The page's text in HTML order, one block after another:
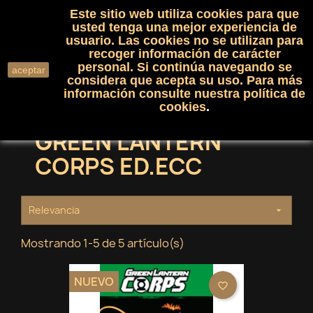
shopping_cart(0)

search
GREEN LANTERN
CORPS ED.ECC
Relevancia 
Mostrando 1-5 de 5 artículo(s)
NUEVO favorite_border
aceptar
Este sitio web utiliza cookies para que
usted tenga una mejor experiencia de
usuario. Las cookies no se utilizan para
recoger información de carácter
personal. Si continúa navegando se
considera que acepta su uso. Para más
información consulte nuestra política de
cookies.